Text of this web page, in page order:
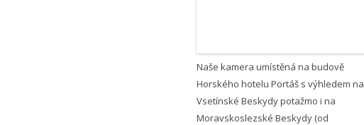
Naše kamera umístěná na budově
Horského hotelu Portáš s výhledem na
Vsetínské Beskydy potažmo i na
Moravskoslezské Beskydy (od